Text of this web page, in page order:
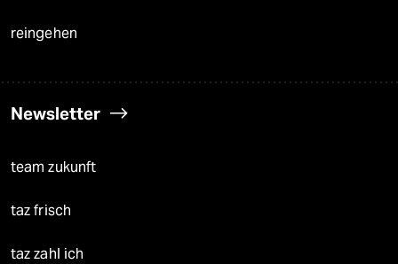
reingehen
Newsletter
team zukunft
taz frisch
taz zahl ich